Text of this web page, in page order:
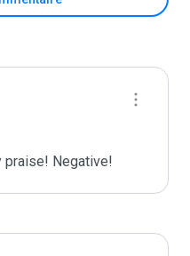
praise! Negative!